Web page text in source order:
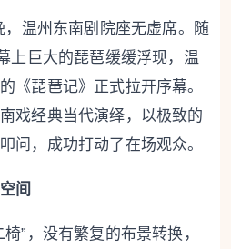
温州东南剧院座无虚席。随
上巨大的琵琶缓缓浮现，温
《琵琶记》正式拉开序幕。
戏经典当代演绎，以极致的
问，成功打动了在场观众。
间
，没有繁复的布景转换，